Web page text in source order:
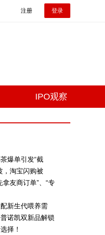
注册 登录
IPO观察
爆单引发“截
，淘宝闪购被
拿友商订单”、“专
新生代喂养需
诺凯双新品解锁
择！